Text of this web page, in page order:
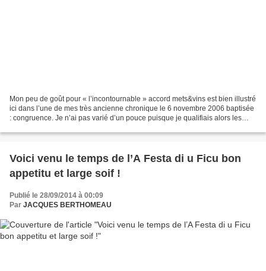
Mon peu de goût pour « l’incontournable » accord mets&vins est bien illustré
ici dans l’une de mes très ancienne chronique le 6 novembre 2006 baptisée
: congruence. Je n’ai pas varié d’un pouce puisque je qualifiais alors les
Voici venu le temps de l’A Festa di u Ficu bon
appetitu et large soif !
Publié le 28/09/2014 à 00:09
Par JACQUES BERTHOMEAU